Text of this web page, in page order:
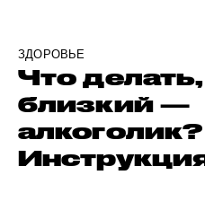
ЗДОРОВЬЕ
Что
близкий —
алкоголик?